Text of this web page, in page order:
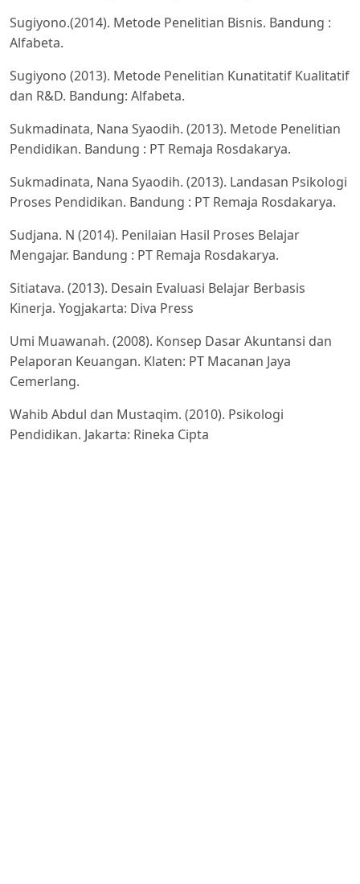
Sugiyono.(2014). Metode Penelitian Bisnis. Bandung :
Alfabeta.
Sugiyono (2013). Metode Penelitian Kunatitatif Kualitatif
dan R&D. Bandung: Alfabeta.
Sukmadinata, Nana Syaodih. (2013). Metode Penelitian
Pendidikan. Bandung : PT Remaja Rosdakarya.
Sukmadinata, Nana Syaodih. (2013). Landasan Psikologi
Proses Pendidikan. Bandung : PT Remaja Rosdakarya.
Sudjana. N (2014). Penilaian Hasil Proses Belajar
Mengajar. Bandung : PT Remaja Rosdakarya.
Sitiatava. (2013). Desain Evaluasi Belajar Berbasis
Kinerja. Yogjakarta: Diva Press
Umi Muawanah. (2008). Konsep Dasar Akuntansi dan
Pelaporan Keuangan. Klaten: PT Macanan Jaya
Cemerlang.
Wahib Abdul dan Mustaqim. (2010). Psikologi
Pendidikan. Jakarta: Rineka Cipta